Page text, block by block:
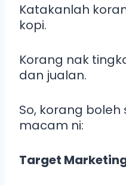
Katakanlah
kopi.
Korang nak
dan jualan.
So, korang
macam ni:
Target